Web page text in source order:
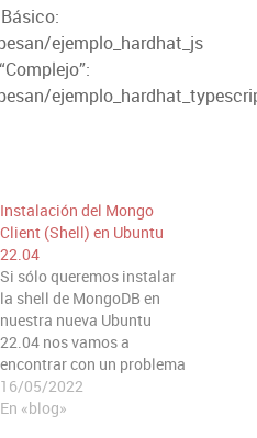
ejemplo_hardhat_js
Instalación del Mongo
Client (Shell) en Ubuntu
22.04
Si sólo queremos instalar
la shell de MongoDB en
nuestra nueva Ubuntu
22.04 nos vamos a
encontrar con un problema
a la hora de realizar la
instalación debido a la
16/05/2022
En «blog»